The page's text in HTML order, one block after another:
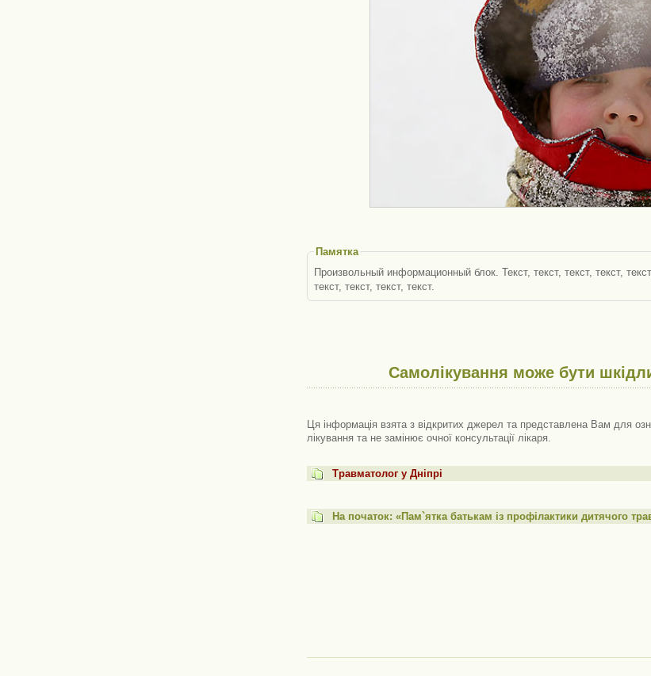
Памятка
Произвольный информационный блок. Текст, текст, текст, текст,
текст, текст, текст, текст.
Самолікування може бути
Ця інформація взята з відкритих джерел та представлена ​​Вам для
лікування та не замінює очної консультації лікаря.
Травматолог у Дніпрі
На початок: «Пам`ятка батькам із профілактики дитячого